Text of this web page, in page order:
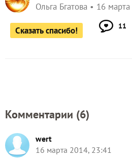
Ольга Бгатова 16
Сказать спасибо! 11
Комментарии (6)
wert
16 марта 2014, 23:41